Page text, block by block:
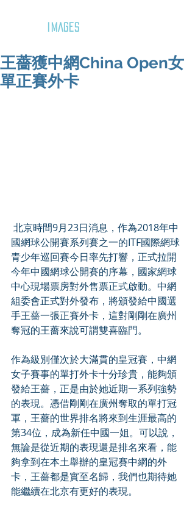
IMAGES
王薔獲中網China Open女
單正賽外卡
國網球公開賽系列賽之一的ITF國際網球
青少年巡回賽今日率先打響，正式拉開
今年中國網球公開賽的序幕，國家網球
中心現場票房對外售票正式啟動。中網
組委會正式對外發布，將頒發給中國選
手王薔一張正賽外卡，這對剛剛在廣州
奪冠的王薔來說可謂雙喜臨門。
作為級別僅次於大滿貫的皇冠賽，中網
女子賽事的單打外卡十分珍貴，能夠頒
發給王薔，正是由於她近期一系列強勢
的表現。憑借剛剛在廣州奪取的單打冠
軍，王薔的世界排名將來到生涯最高的
第34位，成為新任中國一姐。可以說，
無論是從近期的表現還是排名來看，能
夠拿到在本土舉辦的皇冠賽中網的外
卡，王薔都是實至名歸，我們也期待她
能繼續在北京有更好的表現。